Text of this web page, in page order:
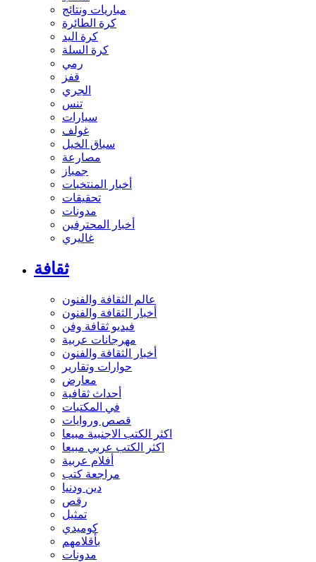
مباريات ونتائج
كرة الطائرة
كرة اليد
كرة السلة
رمي
قفز
الجري
تنس
سيارات
غولف
سباق الخيل
مصارعة
جمباز
أخبار المنتخبات
تحقيقات
مدونات
أخبار المحترفين
غاليري
ثقافة
عالم الثقافة والفنون
أخبار الثقافة والفنون
فيديو ثقافة وفن
مهرجانات عربية
أخبار الثقافة والفنون
حوارات وتقارير
معارض
أحداث ثقافية
في المكتبات
قصص وروايات
اكثر الكتب الاجنبية مبيعا
اكثر الكتب عربي مبيعا
أفلام عربية
مراجعة كتب
دين ودنيا
رقص
تمثيل
كوميدي
بأقلامهم
مدونات